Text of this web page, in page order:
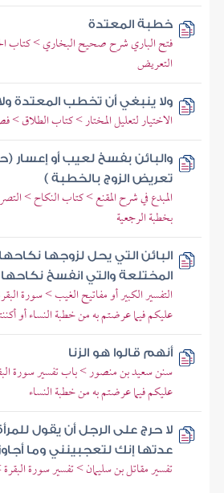
خطبة المعتدة
فتح الباري شرح صحيح البخاري > كتاب
التعريض
ولا ينبغي أن تخطب المعتدة
الاختيار لتعليل المختار > كتاب الطلاق
والبائن بفسخ لعيب أو إعسار
تعريض الزوج بالخطبة )
المبدع في شرح المقنع > كتاب النكاح >
بخطبة الرجعية
البائن التي يحل لزوجها
المختلعة والتي انفسخ نكاحها
التفسير الكبير أو مفاتيح الغيب > سورة
عليكم فيما عرضتم به من خطبة النساء أو
أنهم قالوا هو الزنا
سنن سعيد بن منصور > باب تفسير سورة
عليكم فيما عرضتم به من خطبة النساء
لا حرج على الرجل أن يقول
عدتها إنك لتعجبينني وما
تفسير مقاتل بن سليمان > تفسير سورة البقرة >